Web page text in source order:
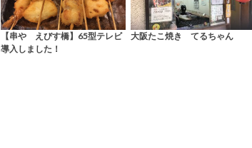
【串や えびす橋】65型テレビ
導入しました！
大阪たこ焼き てるちゃん